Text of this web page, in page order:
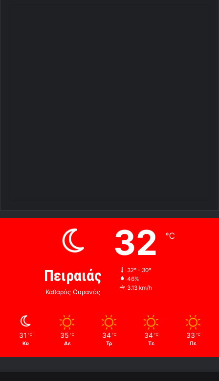
Πειραιάς
Καθαρός Ουρανός
32 ℃
32º - 30º
46%
3.13 km/h
31 ℃
Κυ
35 ℃
Δε
34 ℃
Τρ
34 ℃
Τε
33 ℃
Πε